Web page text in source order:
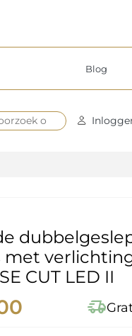
Blog
met
CUT LED II
delivery_truck_speed